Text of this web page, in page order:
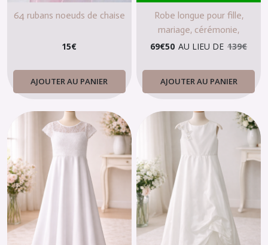
64 rubans noeuds de chaise
15€
AJOUTER AU PANIER
Robe longue pour fille,
mariage, cérémonie,
communion
69€50 AU LIEU DE 139€
AJOUTER AU PANIER